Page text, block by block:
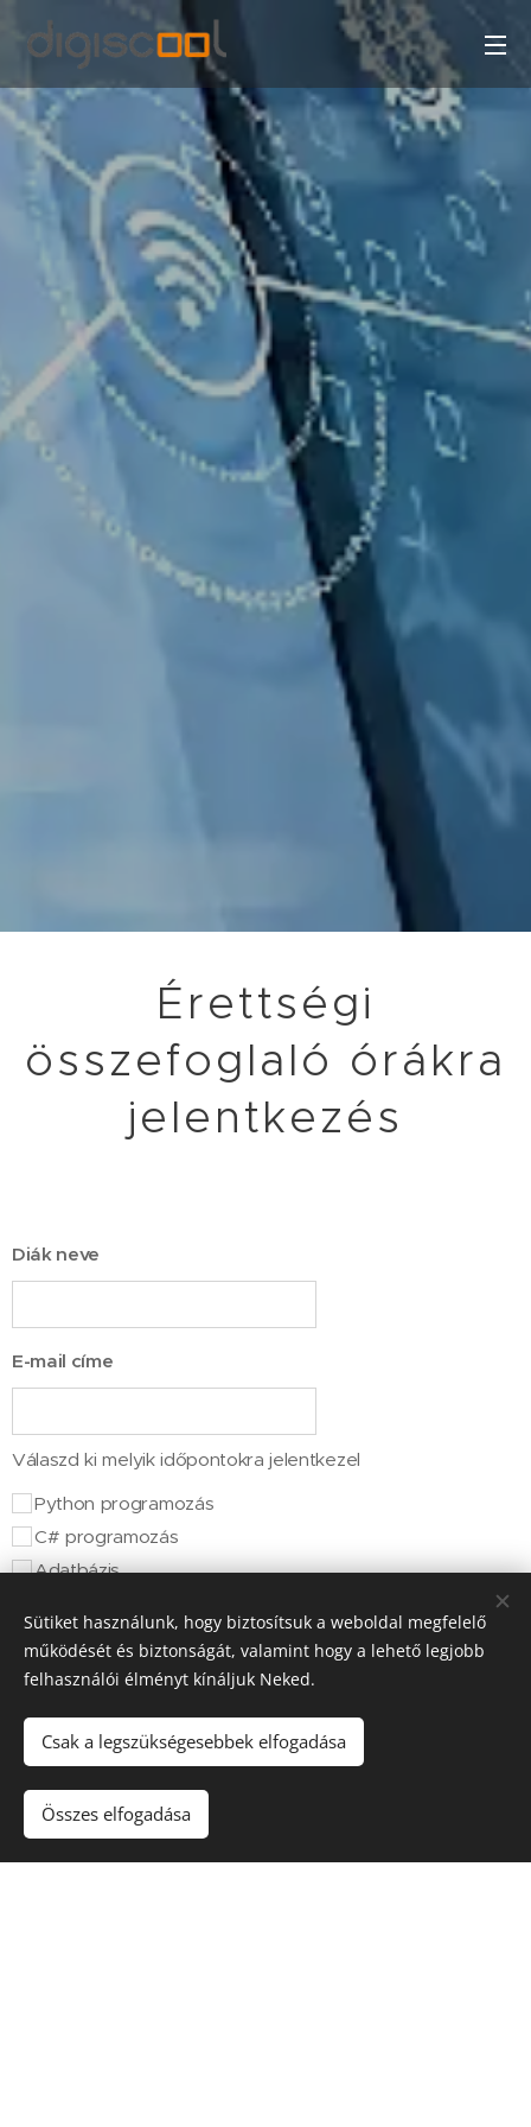
Érettségi
összefoglaló órákra
jelentkezés
Diák neve
E-mail címe
Válaszd ki melyik időpontokra jelentkezel
Python programozás
C# programozás
Adatbázis
cMonkey
HTML (digitális kultúra)
Konkrét téma, vagy feladat, amit szeretnéd, ha
átismételnétek:
Sütiket használunk, hogy biztosítsuk a weboldal megfelelő
működését és biztonságát, valamint hogy a lehető legjobb
felhasználói élményt kínáljuk Neked.
Csak a legszükségesebbek elfogadása
Összes elfogadása